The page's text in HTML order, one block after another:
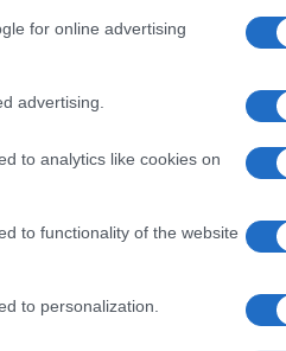
for online advertising
advertising.
to analytics like cookies on
to functionality of the website
to personalization.